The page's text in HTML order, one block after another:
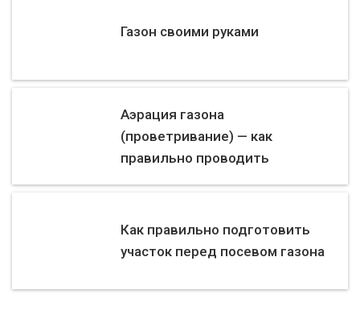
Газон своими руками
Аэрация газона
(проветривание) — как
правильно проводить
Как правильно подготовить
участок перед посевом газона